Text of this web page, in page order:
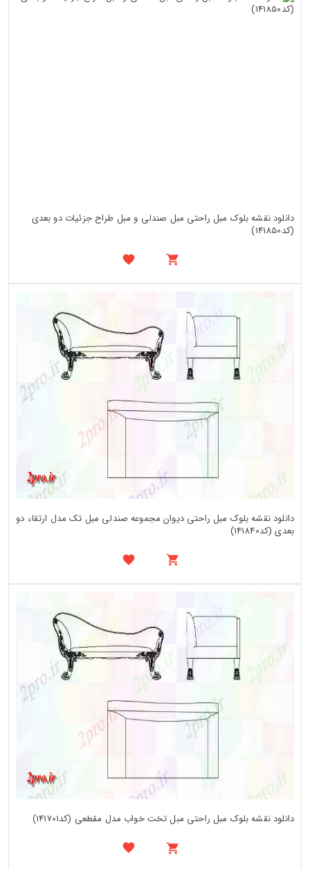
دانلود نقشه بلوک مبل راحتی مبل صندلی و مبل طراح جزئیات دو بعدی
(کد141850)
دانلود نقشه بلوک مبل راحتی دیوان مجموعه صندلی مبل تک مدل ارتقاء دو
بعدی (کد141840)
دانلود نقشه بلوک مبل راحتی مبل تخت خواب مدل مقطعی (کد141701)